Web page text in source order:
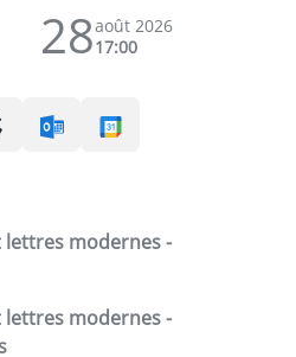
28août 2026
17:00
lettres modernes -
lettres modernes -